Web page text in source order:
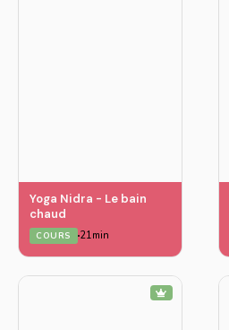
Yoga Nidra - Le bain
chaud
COURS 21min